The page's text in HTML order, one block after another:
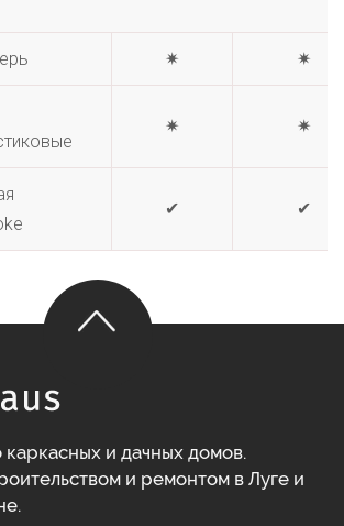
✷ ✷
✷ ✷
✔ ✔
каркасных и дачных домов.
и ремонтом в Луге и